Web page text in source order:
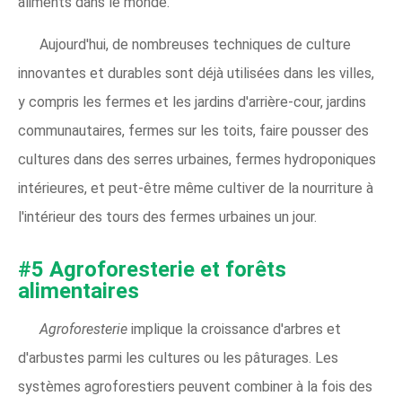
Aujourd'hui, de nombreuses techniques de culture
innovantes et durables sont déjà utilisées dans les villes,
y compris les fermes et les jardins d'arrière-cour, jardins
communautaires, fermes sur les toits, faire pousser des
cultures dans des serres urbaines, fermes hydroponiques
intérieures, et peut-être même cultiver de la nourriture à
l'intérieur des tours des fermes urbaines un jour.
#5 Agroforesterie et forêts
alimentaires
Agroforesterie implique la croissance d'arbres et
d'arbustes parmi les cultures ou les pâturages. Les
systèmes agroforestiers peuvent combiner à la fois des